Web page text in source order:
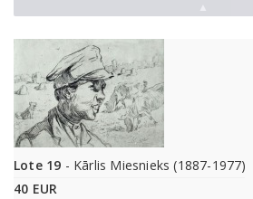
Lote 19 - Kārlis Miesnieks (1887-1977)
40 EUR